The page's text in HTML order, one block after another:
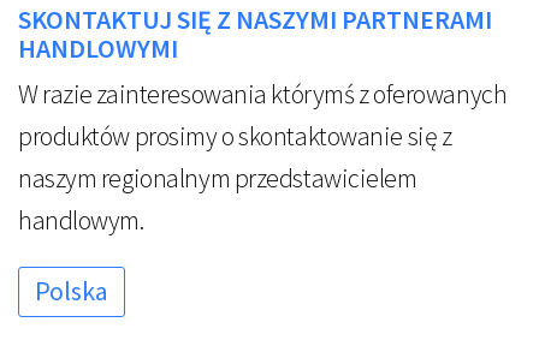
SKONTAKTUJ SIĘ Z NASZYMI PARTNERAMI
HANDLOWYMI
W razie zainteresowania którymś z oferowanych
produktów prosimy o skontaktowanie się z
naszym regionalnym przedstawicielem
handlowym.
Polska